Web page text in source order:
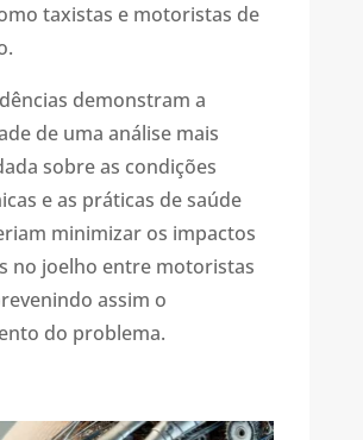
taxistas e motoristas de
demonstram a
de uma análise mais
sobre as condições
e as práticas de saúde
minimizar os impactos
no joelho entre motoristas
assim o
do problema.